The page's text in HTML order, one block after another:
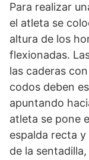
Para realizar
el atleta se
altura de los
flexionadas.
las caderas
codos deben
apuntando
atleta se pone
espalda recta
de la